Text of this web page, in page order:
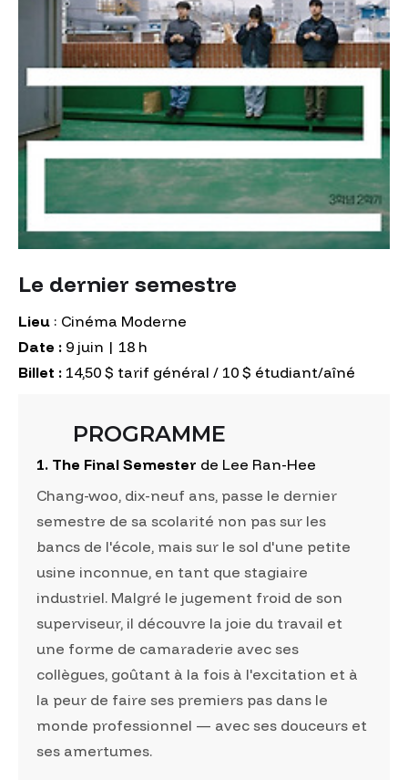
Le dernier semestre
Lieu : Cinéma Moderne
Date : 9 juin | 18 h
Billet : 14,50 $ tarif général / 10 $ étudiant/aîné
PROGRAMME
1. The Final Semester de Lee Ran-Hee
Chang-woo, dix-neuf ans, passe le dernier
semestre de sa scolarité non pas sur les
bancs de l'école, mais sur le sol d'une petite
usine inconnue, en tant que stagiaire
industriel. Malgré le jugement froid de son
superviseur, il découvre la joie du travail et
une forme de camaraderie avec ses
collègues, goûtant à la fois à l'excitation et à
la peur de faire ses premiers pas dans le
monde professionnel — avec ses douceurs et
ses amertumes.